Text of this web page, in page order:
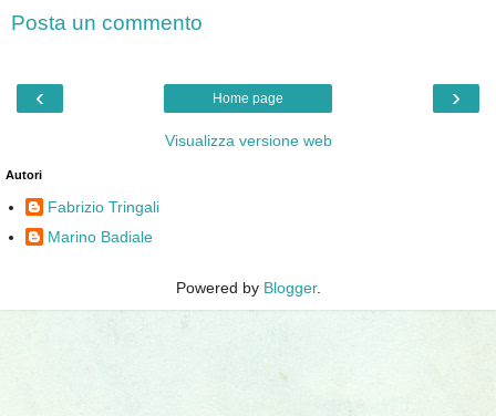
Posta un commento
‹ ›
Home page
Visualizza versione web
Autori
Fabrizio Tringali
Marino Badiale
Powered by Blogger.